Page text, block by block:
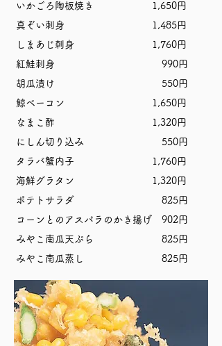
いかごろ陶板焼き 1,650円
真ぞい刺身 1,485円
しまあじ刺身 1,760円
紅鮭刺身 990円
胡瓜漬け 550円
鯨ベーコン 1,650円
なまこ酢 1,320円
にしん切り込み 550円
​タラバ蟹内子 1,760円
海鮮グラタン 1,320円
ポテトサラダ 825円
コーンとのアスパラのかき揚げ 902円
みやこ南瓜天ぷら 825円
みやこ南瓜蒸し 825円